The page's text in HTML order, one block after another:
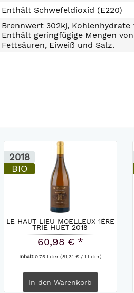
Enthält Schwefeldioxid (E220)
Brennwert 302kj, Kohlenhydrate
Enthält geringfügige Mengen
Fettsäuren, Eiweiß und Salz.
2018
BIO
LE HAUT LIEU MOELLEUX 1ÈRE
TRIE HUET 2018
60,98 € *
Inhalt0.75 Liter (81,31 € / 1 Liter)
In den Warenkorb